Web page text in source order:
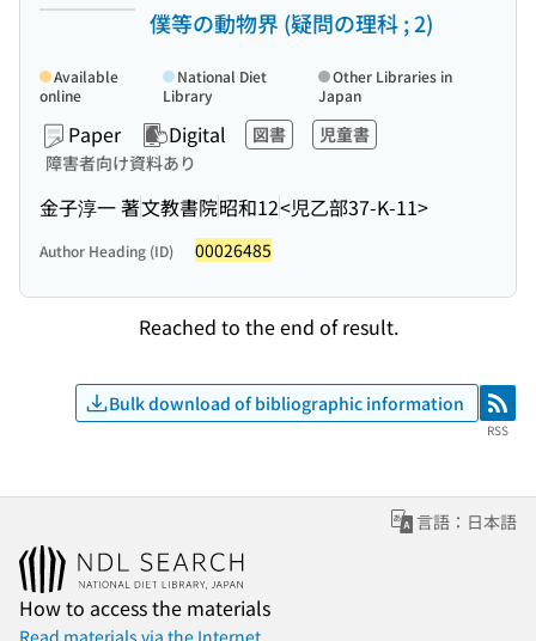
僕等の動物界 (疑問の理科 ; 2)
Paper Digital 図書
児童書
障害者向け資料あり
金子淳一 著文教書院昭和12<児乙部37-K-11>
Available
online
National Diet
Library
Other Libraries in
Japan
Author Heading (ID) 00026485
Reached to the end of result.
Bulk download of bibliographic information RSS
RSS
言語：日本語
How to access the materials
Read materials via the Internet